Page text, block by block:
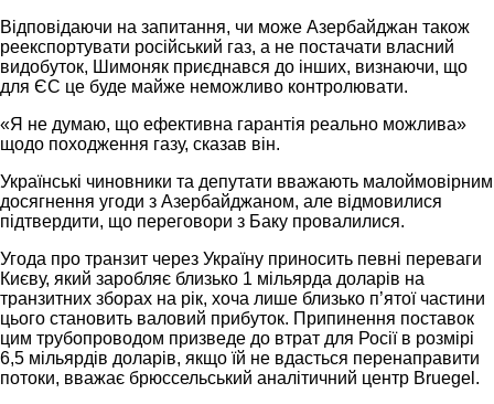
Відповідаючи на запитання, чи може Азербайджан також
реекспортувати російський газ, а не постачати власний
видобуток, Шимоняк приєднався до інших, визнаючи, що
для ЄС це буде майже неможливо контролювати.
«Я не думаю, що ефективна гарантія реально можлива»
щодо походження газу, сказав він.
Українські чиновники та депутати вважають малоймовірним
досягнення угоди з Азербайджаном, але відмовилися
підтвердити, що переговори з Баку провалилися.
Угода про транзит через Україну приносить певні переваги
Києву, який заробляє близько 1 мільярда доларів на
транзитних зборах на рік, хоча лише близько п’ятої частини
цього становить валовий прибуток. Припинення поставок
цим трубопроводом призведе до втрат для Росії в розмірі
6,5 мільярдів доларів, якщо їй не вдасться перенаправити
потоки, вважає брюссельський аналітичний центр Bruegel.